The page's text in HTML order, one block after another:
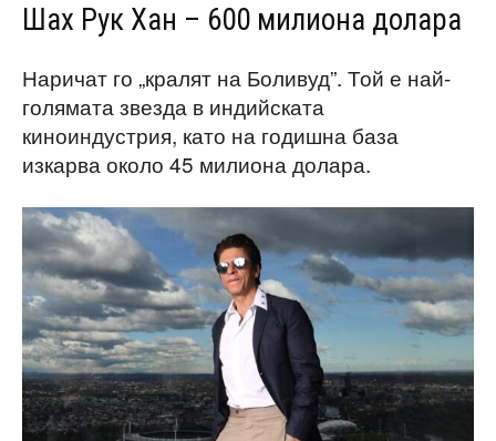
Шах Рук Хан – 600 милиона долара
Наричат го „кралят на Боливуд”. Той е най-
голямата звезда в индийската
киноиндустрия, като на годишна база
изкарва около 45 милиона долара.